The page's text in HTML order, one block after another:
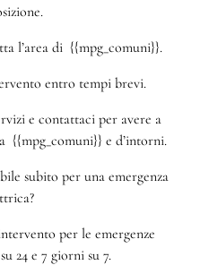
l’area di {{mpg_comuni}}.
entro tempi brevi.
e contattaci per avere a
{{mpg_comuni}} e d’intorni.
subito per una emergenza
per le emergenze
24 e 7 giorni su 7.